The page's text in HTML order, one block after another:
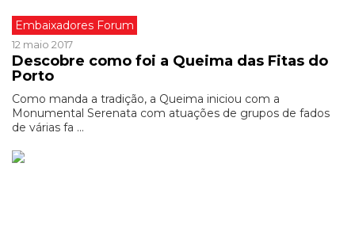
Embaixadores Forum
12 maio 2017
Descobre como foi a Queima das Fitas do
Porto
Como manda a tradição, a Queima iniciou com a
Monumental Serenata com atuações de grupos de fados
de várias fa ...